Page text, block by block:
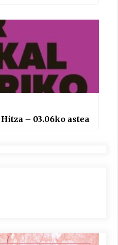
– 03.06ko astea